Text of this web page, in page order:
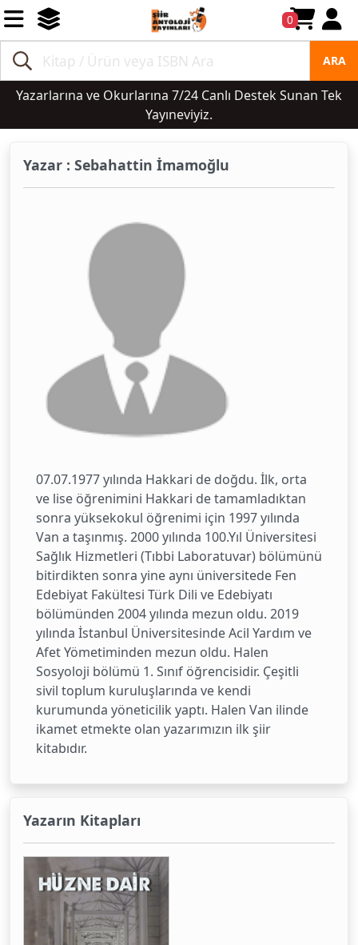
0
ARA
Yazarlarına ve Okurlarına 7/24 Canlı Destek Sunan Tek
Yayıneviyiz.
Yazar : Sebahattin İmamoğlu
07.07.1977 yılında Hakkari de doğdu. İlk, orta
ve lise öğrenimini Hakkari de tamamladıktan
sonra yüksekokul öğrenimi için 1997 yılında
Van a taşınmış. 2000 yılında 100.Yıl Üniversitesi
Sağlık Hizmetleri (Tıbbi Laboratuvar) bölümünü
bitirdikten sonra yine aynı üniversitede Fen
Edebiyat Fakültesi Türk Dili ve Edebiyatı
bölümünden 2004 yılında mezun oldu. 2019
yılında İstanbul Üniversitesinde Acil Yardım ve
Afet Yömetiminden mezun oldu. Halen
Sosyoloji bölümü 1. Sınıf öğrencisidir. Çeşitli
sivil toplum kuruluşlarında ve kendi
kurumunda yöneticilik yaptı. Halen Van ilinde
ikamet etmekte olan yazarımızın ilk şiir
kitabıdır.
Yazarın Kitapları